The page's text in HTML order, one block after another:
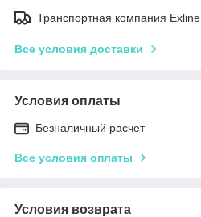
Транспортная компания Exline
Все условия доставки
Условия оплаты
Безналичный расчет
Все условия оплаты
Условия возврата